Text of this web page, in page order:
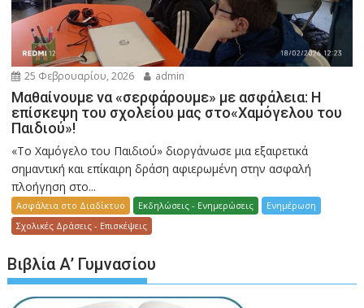
25 Φεβρουαρίου, 2026 admin
Μαθαίνουμε να «σερφάρουμε» με ασφάλεια: Η
επίσκεψη του σχολείου μας στο«Χαμόγελου του
Παιδιού»!
«Το Χαμόγελο του Παιδιού» διοργάνωσε μια εξαιρετικά
σημαντική και επίκαιρη δράση αφιερωμένη στην ασφαλή
πλοήγηση στο...
Ασφάλεια στο Διαδίκτυο Εκδηλώσεις - Ενημερώσεις
Ενημέρωση
Σχολικές Δράσεις - Επισκέψεις
Βιβλία Α’ Γυμνασίου